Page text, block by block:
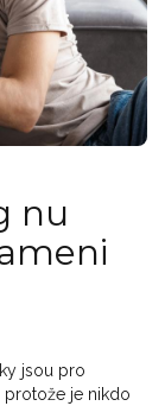
nu
jsou pro
protože je nikdo